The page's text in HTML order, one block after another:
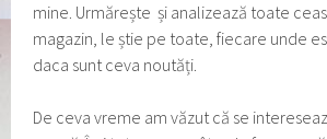
mine. Urmărește și analizează toate
magazin, le știe pe toate, fiecare unde
daca sunt ceva noutăți.
De ceva vreme am văzut că se